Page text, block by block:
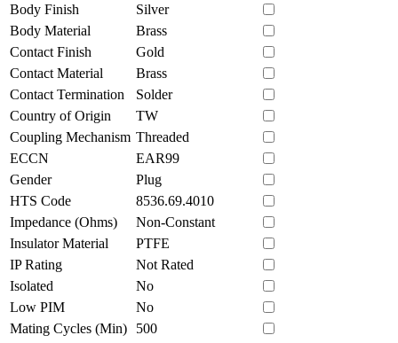
Body Finish
Silver
Body Material
Brass
Contact Finish
Gold
Contact Material
Brass
Contact Termination
Solder
Country of Origin
TW
Coupling Mechanism Threaded
ECCN
EAR99
Gender
Plug
HTS Code
8536.69.4010
Impedance (Ohms)
Non-Constant
Insulator Material
PTFE
IP Rating
Not Rated
Isolated
No
Low PIM
No
Mating Cycles (Min)
500